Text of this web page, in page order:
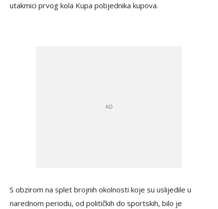
utakmici prvog kola Kupa pobjednika kupova.
S obzirom na splet brojnih okolnosti koje su uslijedile u
narednom periodu, od političkih do sportskih, bilo je